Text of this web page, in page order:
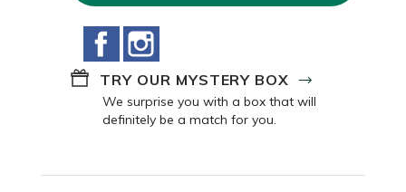
Facebook
TRY OUR MYSTERY BOX
We surprise you with a box that will
definitely be a match for you.